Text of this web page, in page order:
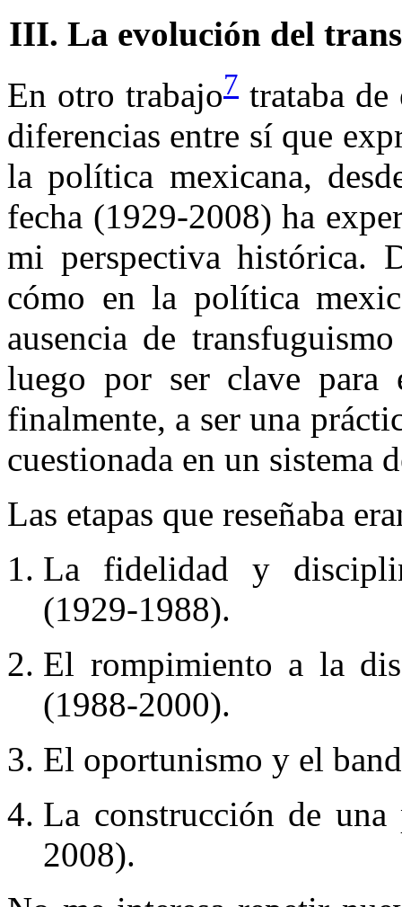
III. La evolución del
En otro trabajo7 trataba de
diferencias entre sí que
la política mexicana,
fecha (1929-2008) ha
mi perspectiva histórica.
cómo en la política
ausencia de
luego por ser clave para
finalmente, a ser una
cuestionada en un sistema
Las etapas que reseñaba
La fidelidad y
(1929-1988).
El rompimiento a la
(1988-2000).
El oportunismo y el
La construcción de
2008).